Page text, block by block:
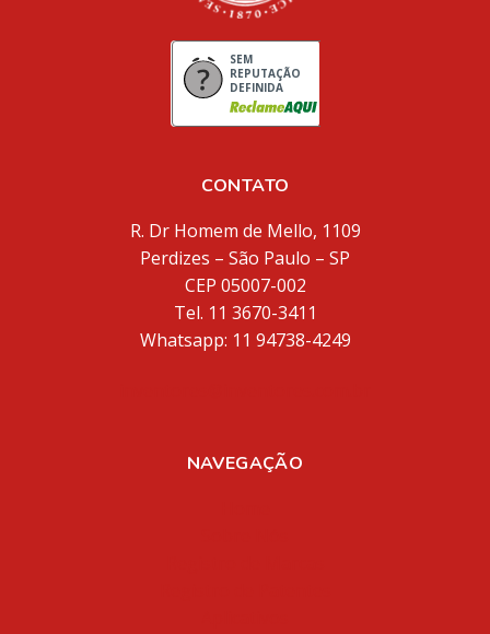
SEM
REPUTAÇÃO
DEFINIDA
CONTATO
R. Dr Homem de Mello, 1109
Perdizes – São Paulo – SP
CEP 05007-002
Tel. 11 3670-3411
Whatsapp: 11 94738-4249
NAVEGAÇÃO